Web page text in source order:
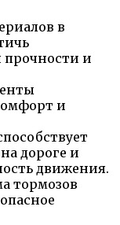
в
прочности и
и
дороге и
движения.
тормозов